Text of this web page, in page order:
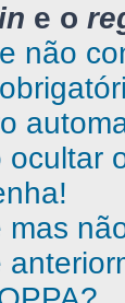
e o
não
ocultar
mas